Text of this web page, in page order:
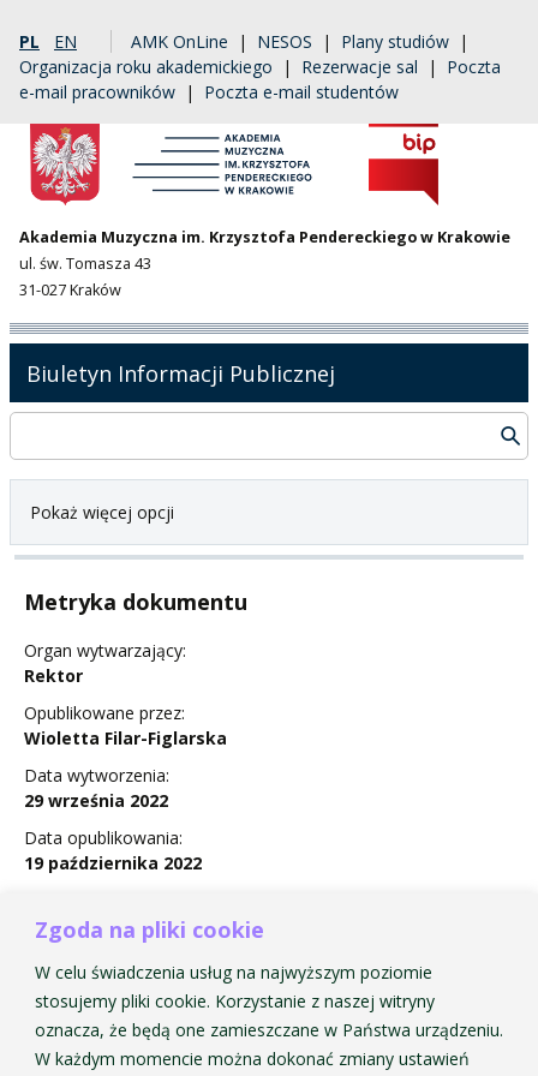
Zgoda na pliki cookie
W celu świadczenia usług na najwyższym poziomie
stosujemy pliki cookie. Korzystanie z naszej witryny
oznacza, że będą one zamieszczane w Państwa urządzeniu.
W każdym momencie można dokonać zmiany ustawień
PL EN AMK OnLine | NESOS | Plany studiów |
Organizacja roku akademickiego | Rezerwacje sal | Poczta
e-mail pracowników | Poczta e-mail studentów
Akademia Muzyczna im. Krzysztofa Pendereckiego w Krakowie
ul. św. Tomasza 43
31-027 Kraków
Biuletyn Informacji Publicznej
Pokaż więcej opcji
Metryka dokumentu
Organ wytwarzający:
Rektor
Opublikowane przez:
Wioletta Filar-Figlarska
Data wytworzenia:
29 września 2022
Data opublikowania:
19 października 2022
Obowiązuje
Zarządzenie Nr 30 w sprawie wprowadzenia Regulaminu
Domu Studenckiego AMKP